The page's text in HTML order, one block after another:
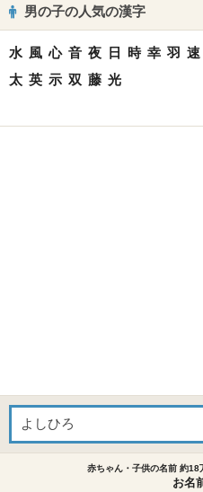
男の子の人気の漢字
水 風 心 音 夜 日 時 幸 羽 速
太 英 示 双 藤 光
赤ちゃん・子供の名前 約18
お名